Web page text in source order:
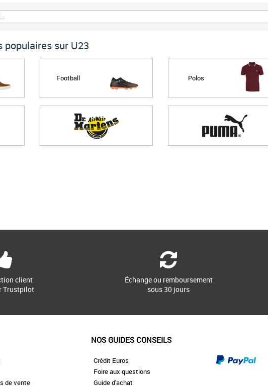
populaires sur U23
Football Polos
client
Trustpilot
Échange ou remboursement
sous 30 jours
de vente
NOS GUIDES CONSEILS
Crédit Euros
Foire aux questions
Guide d'achat